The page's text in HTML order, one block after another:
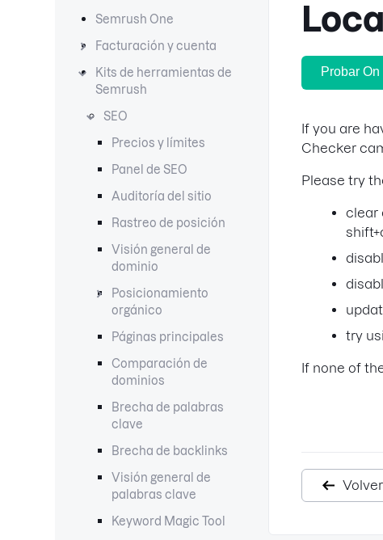
Semrush One
Facturación y cuenta
Kits de herramientas de
Semrush
SEO
Precios y límites
Panel de SEO
Auditoría del sitio
Rastreo de posición
Visión general de
dominio
Posicionamiento
orgánico
Páginas principales
Comparación de
dominios
Brecha de palabras
clave
Brecha de backlinks
Visión general de
palabras clave
Keyword Magic Tool
Probar
If you are
Checker
Please try
clear
try
If none of